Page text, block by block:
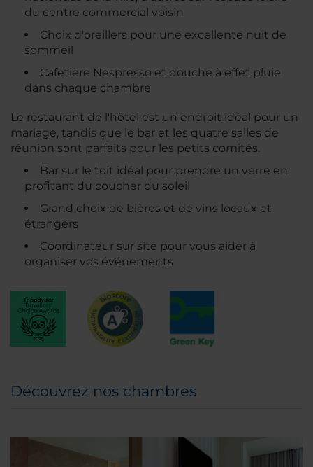
du centre commercial voisin
Choix d'oreillers pour une excellente nuit de
sommeil
Cafetière Nespresso et douche à effet pluie
dans chaque chambre
Le restaurant de l'hôtel est un endroit idéal pour un
mariage, tandis que le bar et les quatre salles de
réunion sont parfaits pour les petits comités.
Bar sur le toit idéal pour prendre un verre en
profitant du coucher du soleil
Grand choix de bières et de vins locaux et
étrangers
Coordinateur sur site pour vous aider à
organiser vos événements
Découvrez nos chambres